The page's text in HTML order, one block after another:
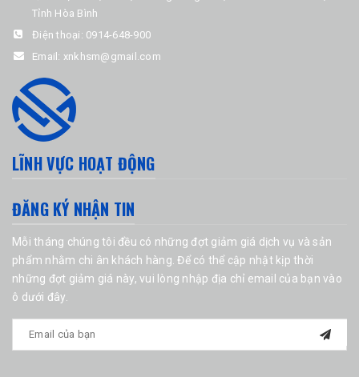
Tỉnh Hòa Bình
Điện thoại: 0914-648-900
Email: xnkhsm@gmail.com
LĨNH VỰC HOẠT ĐỘNG
ĐĂNG KÝ NHẬN TIN
Mỗi tháng chúng tôi đều có những đợt giảm giá dịch vụ và sản
phẩm nhằm chi ân khách hàng. Để có thể cập nhật kịp thời
những đợt giảm giá này, vui lòng nhập địa chỉ email của bạn vào
ô dưới đây.